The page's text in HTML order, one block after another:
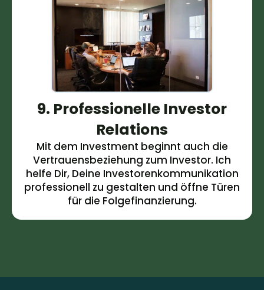
9. Professionelle Investor
Relations
Mit dem Investment beginnt auch die
Vertrauensbeziehung zum Investor. Ich
helfe Dir, Deine Investorenkommunikation
professionell zu gestalten und öffne Türen
für die Folgefinanzierung.